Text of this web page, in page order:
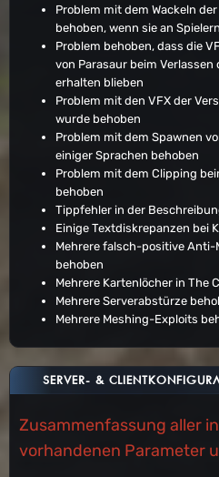
Problem mit dem Wackeln
behoben, wenn sie an
Problem behoben, dass die
von Parasaur beim
erhalten blieben
Problem mit den VFX der
wurde behoben
Problem mit dem Spawnen
einiger Sprachen behoben
Problem mit dem Clipping
behoben
Tippfehler in der
Einige Textdiskrepanzen bei
Mehrere falsch-positive Anti-
behoben
Mehrere Kartenlöcher in The
Mehrere Serverabstürze
Mehrere Meshing-Exploits
SERVER- &
Zusammenfassung aller
vorhandenen Parameter